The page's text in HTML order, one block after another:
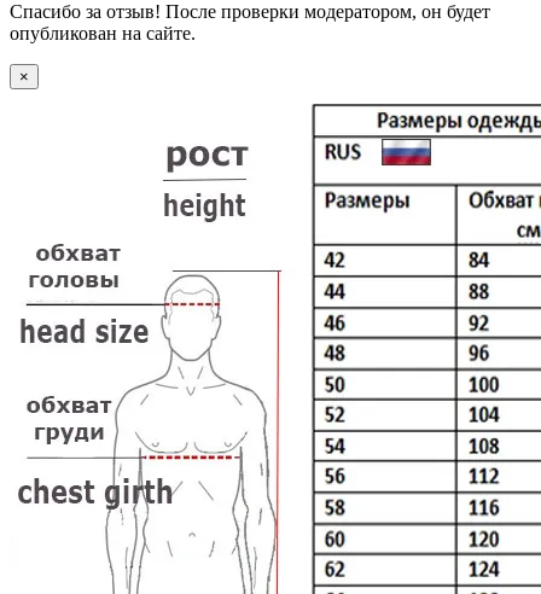
Спасибо за отзыв! После проверки модератором, он будет
опубликован на сайте.
×